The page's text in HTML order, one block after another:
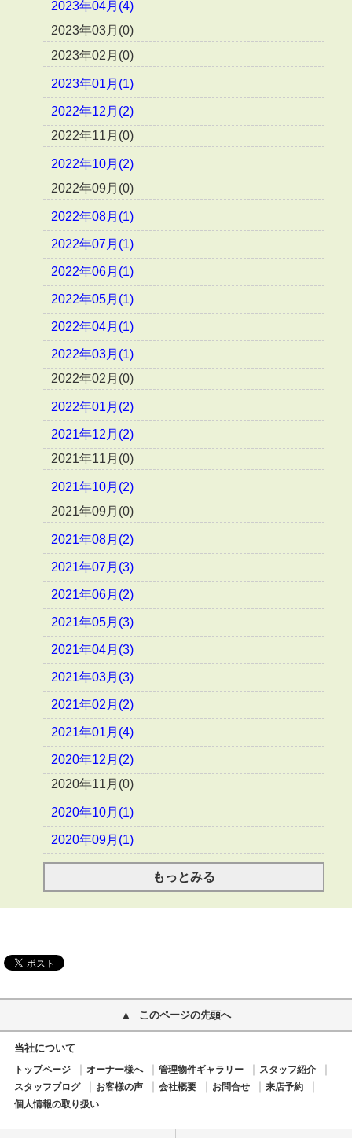
2023年04月(4)
2023年03月(0)
2023年02月(0)
2023年01月(1)
2022年12月(2)
2022年11月(0)
2022年10月(2)
2022年09月(0)
2022年08月(1)
2022年07月(1)
2022年06月(1)
2022年05月(1)
2022年04月(1)
2022年03月(1)
2022年02月(0)
2022年01月(2)
2021年12月(2)
2021年11月(0)
2021年10月(2)
2021年09月(0)
2021年08月(2)
2021年07月(3)
2021年06月(2)
2021年05月(3)
2021年04月(3)
2021年03月(3)
2021年02月(2)
2021年01月(4)
2020年12月(2)
2020年11月(0)
2020年10月(1)
2020年09月(1)
もっとみる
このページの先頭へ
当社について
トップページ オーナー様へ 管理物件ギャラリー
スタッフ紹介
スタッフブログ
お客様の声 会社概要 お問合せ
来店予約
個人情報の取り扱い